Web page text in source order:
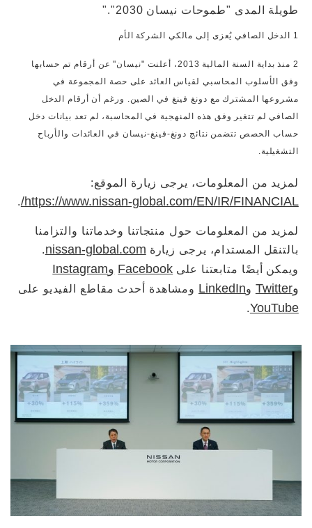
طويلة المدى "طموحات نيسان 2030"."
1 الدخل الصافي يُعزى إلى مالكي الشركة الأم
2 منذ بداية السنة المالية 2013، أعلنت "نيسان" عن أرقام تم حسابها
وفق الأسلوب المحاسبي لقياس العائد على حصة المجموعة في
مشروعها المشترك مع دونغ فينغ في الصين. ورغم أن أرقام الدخل
الصافي لم تتغير وفق هذه المنهجية في المحاسبة، لم تعد بيانات دخل
حساب الحصص تتضمن نتائج دونغ-فينغ-نيسان في العائدات والأرباح
التشغيلية.
لمزيد من المعلومات، يرجى زيارة الموقع:
https://www.nissan-global.com/EN/IR/FINANCIAL/
.
لمزيد من المعلومات حول منتجاتنا وخدماتنا والتزامنا
بالتنقل المستدام، يرجى زيارة nissan-global.com
.
ويمكن أيضًا متابعتنا على Facebook وInstagram
وTwitter
وLinkedIn ومشاهدة أحدث مقاطع الفيديو على
YouTube
.